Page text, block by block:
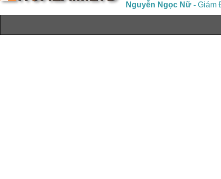
Nguyễn Ngọc Nữ - Giám